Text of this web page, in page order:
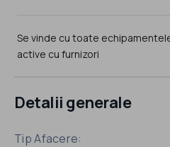
Se vinde cu toate
active cu furnizori
Detalii generale
Tip Afacere: